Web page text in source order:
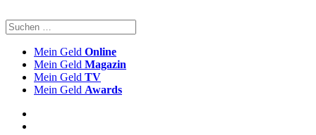
Mein Geld Online
Mein Geld Magazin
Mein Geld TV
Mein Geld Awards